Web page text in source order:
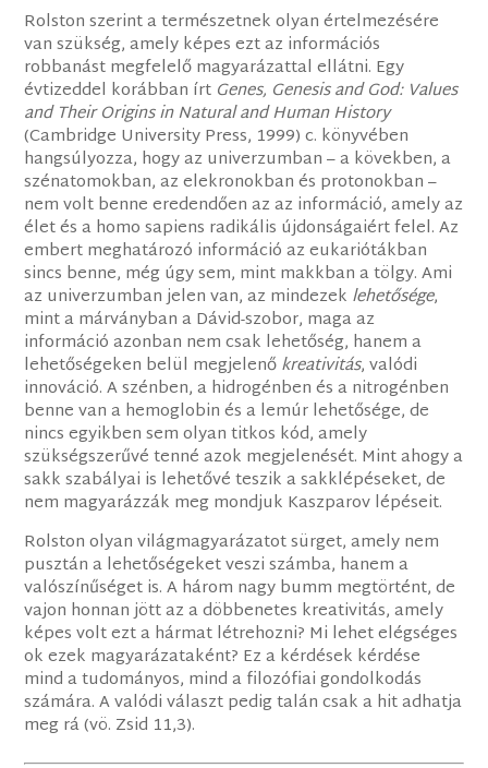
Rolston szerint a természetnek olyan értelmezésére
van szükség, amely képes ezt az információs
robbanást megfelelő magyarázattal ellátni. Egy
évtizeddel korábban írt Genes, Genesis and God: Values
and Their Origins in Natural and Human History
(Cambridge University Press, 1999) c. könyvében
hangsúlyozza, hogy az univerzumban – a kövekben, a
szénatomokban, az elekronokban és protonokban –
nem volt benne eredendően az az információ, amely az
élet és a homo sapiens radikális újdonságaiért felel. Az
embert meghatározó információ az eukariótákban
sincs benne, még úgy sem, mint makkban a tölgy. Ami
az univerzumban jelen van, az mindezek lehetősége,
mint a márványban a Dávid-szobor, maga az
információ azonban nem csak lehetőség, hanem a
lehetőségeken belül megjelenőkreativitás, valódi
innováció. A szénben, a hidrogénben és a nitrogénben
benne van a hemoglobin és a lemúr lehetősége, de
nincs egyikben sem olyan titkos kód, amely
szükségszerűvé tenné azok megjelenését. Mint ahogy a
sakk szabályai is lehetővé teszik a sakklépéseket, de
nem magyarázzák meg mondjuk Kaszparov lépéseit.
Rolston olyan világmagyarázatot sürget, amely nem
pusztán a lehetőségeket veszi számba, hanem a
valószínűséget is. A három nagy bumm megtörtént, de
vajon honnan jött az a döbbenetes kreativitás, amely
képes volt ezt a hármat létrehozni? Mi lehet elégséges
ok ezek magyarázataként? Ez a kérdések kérdése
mind a tudományos, mind a filozófiai gondolkodás
számára. A valódi választ pedig talán csak a hit adhatja
meg rá (vö. Zsid 11,3).